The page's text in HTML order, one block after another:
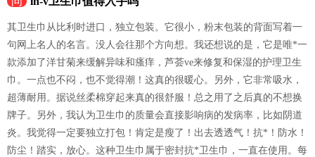
其卫生巾从比利时进口，独立包装。它很小，粉末包装的背面写着一
句网上名人的名言。没人会往那个方向想。我还想说的是，它是唯*一
款添加了洋甘菊来缓解异味和瘙痒，芦荟ve来修复和保湿的护理卫生
巾。一点也不闷，也不觉得潮！这真的很暖心。另外，它非常吸水，
超薄耐用。据说丝柔棉穿起来真的很舒服！总之用了之后真的不想换
牌子。另外，我认为卫生巾的质量会直接影响病的发病率，比如阴道
炎。我觉得一定要独立打包！肯定是瘦了！出去透透气！抗*！防水！
防尘！踏实，放心。这种卫生巾属于密封抗*卫生巾，一直在使用。每